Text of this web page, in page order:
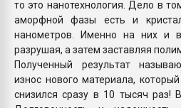
то это нанотехнология. Дело в
аморфной фазы есть и
нанометров. Именно на них и
разрушая, а затем заставляя
Полученный результат
износ нового материала,
снизился сразу в 10 тысяч раз!